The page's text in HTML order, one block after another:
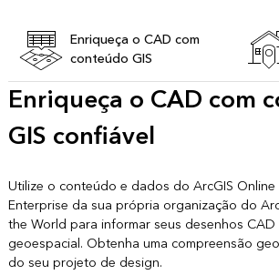
Enriqueça o CAD com
conteúdo GIS
Enriqueça o CAD com
GIS confiável
Utilize o conteúdo e dados do ArcGIS Online
Enterprise da sua própria organização do
the World para informar seus desenhos
geoespacial. Obtenha uma compreensão
do seu projeto de design.